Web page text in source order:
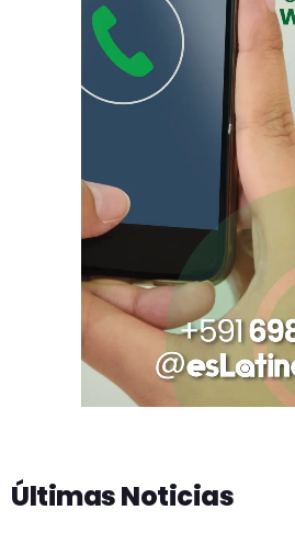
Últimas Noticias